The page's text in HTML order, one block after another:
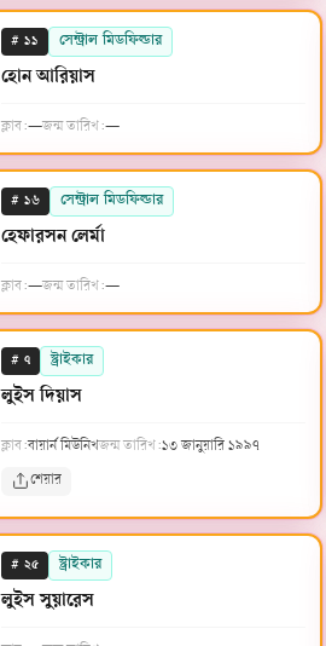
# ১১ সেন্ট্রাল মিডফিল্ডার
হোন আরিয়াস
ক্লাব:—জন্ম তারিখ:—
# ১৬ সেন্ট্রাল মিডফিল্ডার
হেফারসন লের্মা
ক্লাব:—জন্ম তারিখ:—
# ৭ স্ট্রাইকার
লুইস দিয়াস
ক্লাব:বায়ার্ন মিউনিখজন্ম তারিখ:১৩ জানুয়ারি ১৯৯৭
শেয়ার
# ২৫ স্ট্রাইকার
লুইস সুয়ারেস